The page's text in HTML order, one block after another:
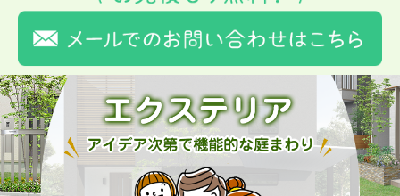
参考価格
施工事例
ガラス交換
窓リフォーム
玄関リフォーム